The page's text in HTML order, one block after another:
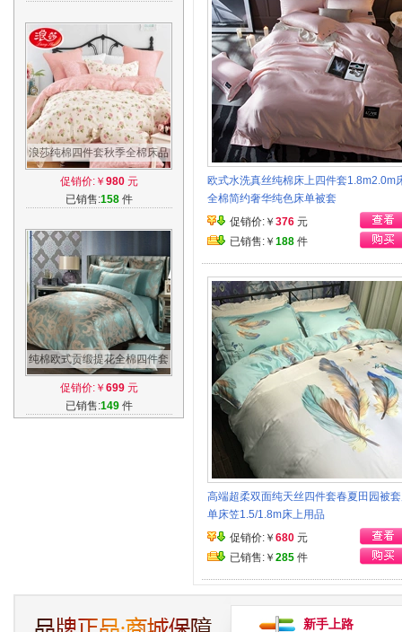
浪莎纯棉四件套秋季全棉床品
套件1.8m被套床单公主风双人
1.5米
促销价:￥ 980元
已销售:158件
纯棉欧式贡缎提花全棉四件套
婚庆床单被套床上用品
1.8/2.0m床正品
促销价:￥ 699元
已销售:149件
欧式水洗真丝纯棉床上四件套1.8m2.0m
全棉简约奢华纯色床单被套
促销价:￥ 376 元
已销售:￥ 188 件
高端超柔双面纯天丝四件套春夏田园被
单床笠1.5/1.8m床上用品
促销价:￥ 680 元
已销售:￥ 285 件
新手上路